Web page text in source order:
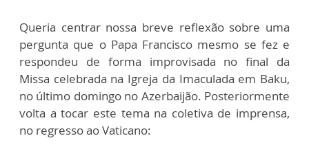
Queria centrar nossa breve reflexão sobre uma
pergunta que o Papa Francisco mesmo se fez e
respondeu de forma improvisada no final da
Missa celebrada na Igreja da Imaculada em Baku,
no último domingo no Azerbaijão. Posteriormente
volta a tocar este tema na coletiva de imprensa,
no regresso ao Vaticano: